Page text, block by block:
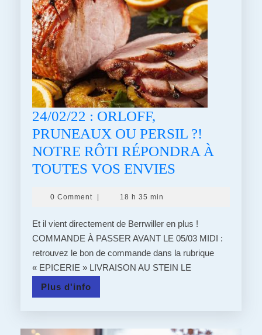
24/02/22 : ORLOFF,
PRUNEAUX OU PERSIL ?!
NOTRE RÔTI RÉPONDRA À
TOUTES VOS ENVIES
PRUNEAUX
OU
PERSIL
?!
RÉPONDRA
0 Comment 18 h 35 min
Et il vient directement de Berrwiller en plus !
COMMANDE À PASSER AVANT LE 05/03 MIDI :
retrouvez le bon de commande dans la rubrique
« EPICERIE » LIVRAISON AU STEIN LE
Plus d'info
d'info